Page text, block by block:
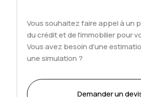
Vous souhaitez faire appel à un
du crédit et de l'immobilier pour
Vous avez besoin d'une
une simulation ?
Demander un